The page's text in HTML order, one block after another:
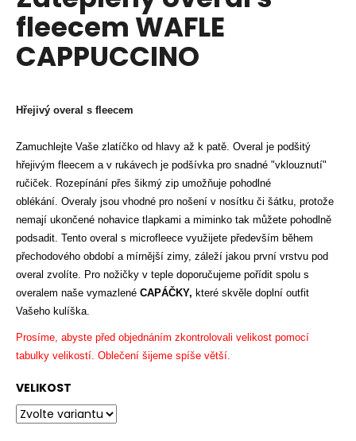
0,0
5
hvězdiček.
fleecem WAFLE
CAPPUCCINO
Hřejivý overal s fleecem
Zamuchlejte Vaše zlatíčko od hlavy až k patě. Overal je podšitý
hřejivým fleecem a v rukávech je podšívka pro snadné "vklouznutí"
ručiček. Rozepínání přes šikmý zip umožňuje pohodlné
oblékání. Overaly jsou vhodné pro nošení v nosítku či šátku, protože
nemají ukončené nohavice tlapkami a miminko tak můžete pohodlně
podsadit. Tento overal s microfleece využijete především během
přechodového období a mírnější zimy, záleží jakou první vrstvu pod
overal zvolíte. Pro nožičky v teple doporučujeme pořídit spolu s
overalem naše vymazlené CAPÁČKY, které skvěle doplní outfit
Vašeho kulíška.
Prosíme, abyste před objednáním zkontrolovali velikost pomocí
tabulky velikostí. Oblečení šijeme spíše větší.
VELIKOST
a
j
í
?
HLEDAT
D
o
p
o
u
č
j
e
m